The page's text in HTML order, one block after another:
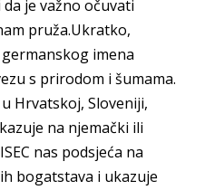
je važno očuvati
pruža.Ukratko,
imena
s prirodom i šumama.
Hrvatskoj, Sloveniji,
na njemački ili
nas podsjeća na
bogatstava i ukazuje